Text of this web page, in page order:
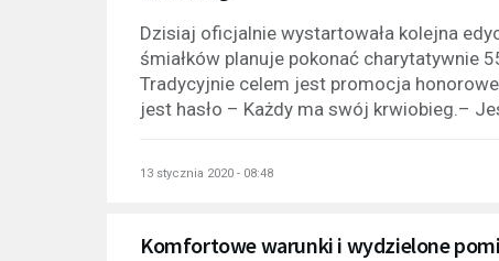
Dzisiaj oficjalnie wystartowała kolejna
śmiałków planuje pokonać charytatywnie
Tradycyjnie celem jest promocja
jest hasło – Każdy ma swój krwiobieg.–
13 stycznia 2020 - 08:48
Komfortowe warunki i wydzielone